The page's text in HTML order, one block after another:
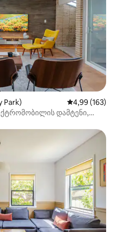
Park) საშუალო
4,99 (163)
დამტენი,
ვარიანტი